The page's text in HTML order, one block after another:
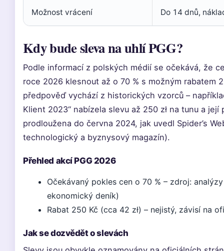
Možnost vrácení Do 14 dnů,
Kdy bude sleva na uhlí PGG?
Podle informací z polských médií se očekává, že
roce 2026 klesnout až o 70 % s možným rabatem
předpověď vychází z historických vzorců –
Klient 2023“ nabízela slevu až 250 zł na tunu a její
prodloužena do června 2024, jak uvedl Spider’s
technologický a byznysový magazín).
Přehled akcí PGG 2026
Očekávaný pokles cen o 70 % – zdroj:
ekonomický deník)
Rabat 250 Kč (cca 42 zł) – nejistý, závisí na
Jak se dozvědět o slevách